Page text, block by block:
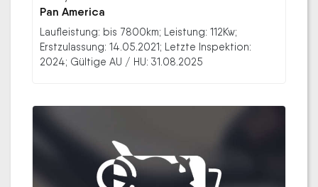
Pan America
Laufleistung: bis 7800km; Leistung: 112Kw;
Erstzulassung: 14.05.2021; Letzte Inspektion:
2024; Gültige AU / HU: 31.08.2025